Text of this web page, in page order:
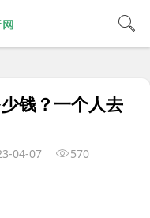
钱？一个人去
04-07 570